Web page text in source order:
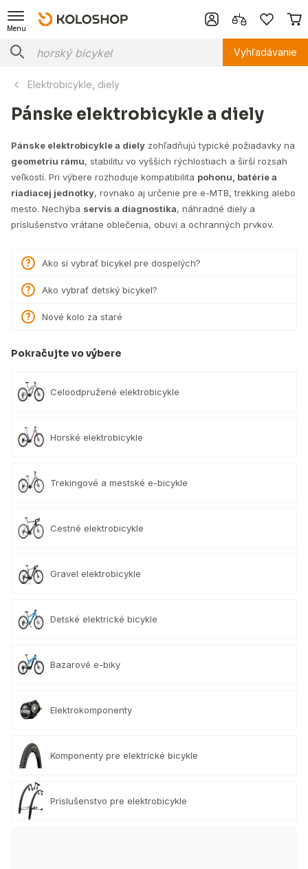
Menu
Vyhľadávanie
Elektrobicykle, diely
Pánske elektrobicykle a diely
Pánske elektrobicykle a diely zohľadňujú typické požiadavky na
geometriu rámu, stabilitu vo vyšších rýchlostiach a širší rozsah
veľkostí. Pri výbere rozhoduje kompatibilita pohonu, batérie a
riadiacej jednotky, rovnako aj určenie pre e-MTB, trekking alebo
mesto. Nechýba servis a diagnostika, náhradné diely a
príslušenstvo vrátane oblečenia, obuvi a ochranných prvkov.
Ako si vybrať bicykel pre dospelých?
Ako vybrať detský bicykel?
Nové kolo za staré
Pokračujte vo výbere
Celoodpružené elektrobicykle
Horské elektrobicykle
Trekingové a mestské e-bicykle
Cestné elektrobicykle
Gravel elektrobicykle
Detské elektrické bicykle
Bazarové e-biky
Elektrokomponenty
Komponenty pre elektrické bicykle
Príslušenstvo pre elektrobicykle